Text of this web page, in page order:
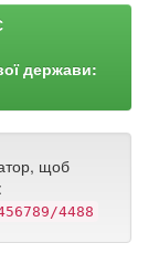
держави:
щоб
4488